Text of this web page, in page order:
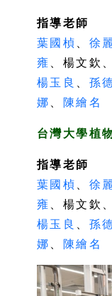
指導老師
葉國楨、 徐
雍、楊文欽
楊玉良 、 孫
娜、 陳繪名
台灣大學植
指導老師
葉國楨、 徐
雍、楊文欽
楊玉良 、 孫
娜、 陳繪名